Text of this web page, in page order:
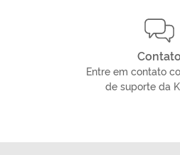
Contato
Entre em contato
de suporte da